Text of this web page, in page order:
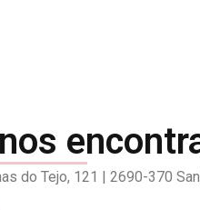
do Tejo, 121 | 2690-370